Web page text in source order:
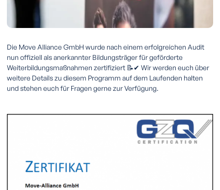
Die Move Alliance GmbH wurde nach einem erfolgreichen Audit
nun offiziell als anerkannter Bildungsträger für geförderte
Weiterbildungsmaßnahmen zertifiziert 📝✔ Wir werden euch über
weitere Details zu diesem Programm auf dem Laufenden halten
und stehen euch für Fragen gerne zur Verfügung.